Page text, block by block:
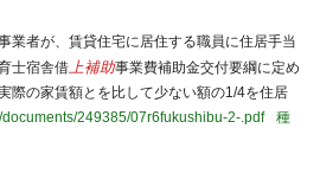
業者が、賃貸住宅に居住する職員に住居手当
士宿舎借上補助事業費補助金交付要綱に定め
際の家賃額とを比して少ない額の1/4を住居
249385/07r6fukushibu-2-.pdf
種